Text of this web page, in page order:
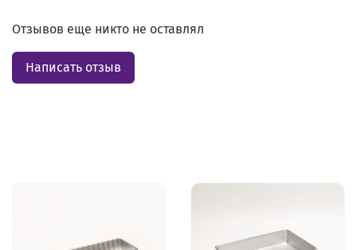
Отзывов еще никто не оставлял
Написать отзыв